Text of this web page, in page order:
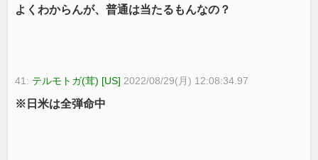
よくわからんが、普通は当たるもんなの？
41: テルモトガ(茸) [US] 2022/08/29(月) 12:08:34.97
※日米は全弾命中